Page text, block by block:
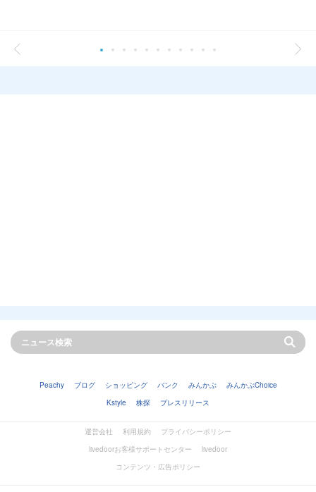
Peachy ブログ ショッピング バンク みんかぶ
みんかぶChoice
Kstyle
株探 プレスリリース
運営会社 利用規約
プライバシーポリシー
livedoorお客様サポートセンター
livedoor
コンテンツ・広告ポリシー